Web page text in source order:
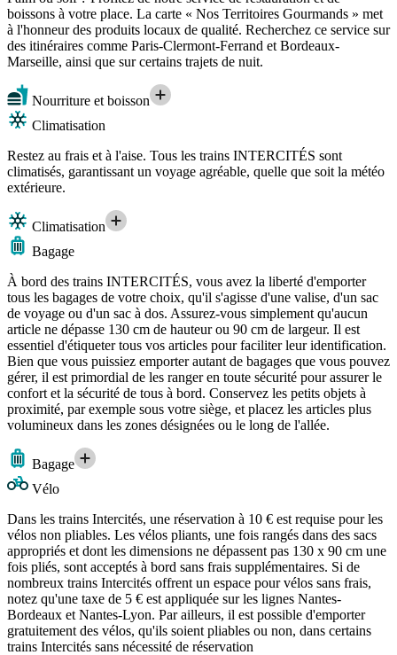
boissons à votre place. La carte « Nos Territoires Gourmands » met
à l'honneur des produits locaux de qualité. Recherchez ce service sur
des itinéraires comme Paris-Clermont-Ferrand et Bordeaux-
Marseille, ainsi que sur certains trajets de nuit.
Nourriture et boisson
Climatisation
Restez au frais et à l'aise. Tous les trains INTERCITÉS sont
climatisés, garantissant un voyage agréable, quelle que soit la météo
extérieure.
Climatisation
Bagage
À bord des trains INTERCITÉS, vous avez la liberté d'emporter
tous les bagages de votre choix, qu'il s'agisse d'une valise, d'un sac
de voyage ou d'un sac à dos. Assurez-vous simplement qu'aucun
article ne dépasse 130 cm de hauteur ou 90 cm de largeur. Il est
essentiel d'étiqueter tous vos articles pour faciliter leur identification.
Bien que vous puissiez emporter autant de bagages que vous pouvez
gérer, il est primordial de les ranger en toute sécurité pour assurer le
confort et la sécurité de tous à bord. Conservez les petits objets à
proximité, par exemple sous votre siège, et placez les articles plus
volumineux dans les zones désignées ou le long de l'allée.
Bagage
Vélo
Dans les trains Intercités, une réservation à 10 € est requise pour les
vélos non pliables. Les vélos pliants, une fois rangés dans des sacs
appropriés et dont les dimensions ne dépassent pas 130 x 90 cm une
fois pliés, sont acceptés à bord sans frais supplémentaires. Si de
nombreux trains Intercités offrent un espace pour vélos sans frais,
notez qu'une taxe de 5 € est appliquée sur les lignes Nantes-
Bordeaux et Nantes-Lyon. Par ailleurs, il est possible d'emporter
gratuitement des vélos, qu'ils soient pliables ou non, dans certains
trains Intercités sans nécessité de réservation